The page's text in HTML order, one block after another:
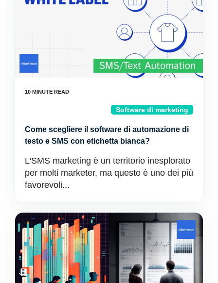
Software di marketing
Come scegliere il software di automazione di
testo e SMS con etichetta bianca?
L'SMS marketing è un territorio inesplorato
per molti marketer, ma questo è uno dei più
favorevoli...